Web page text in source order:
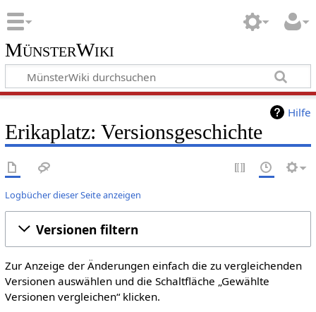
MünsterWiki
Hilfe
Erikaplatz: Versionsgeschichte
Logbücher dieser Seite anzeigen
Versionen filtern
Zur Anzeige der Änderungen einfach die zu vergleichenden
Versionen auswählen und die Schaltfläche „Gewählte
Versionen vergleichen“ klicken.